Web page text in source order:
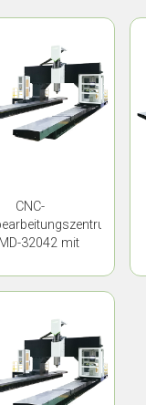
CNC-
32042 mit